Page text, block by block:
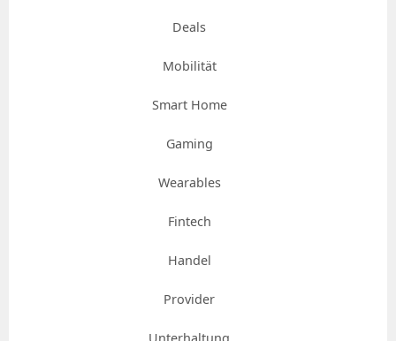
Deals
Mobilität
Smart Home
Gaming
Wearables
Fintech
Handel
Provider
Unterhaltung